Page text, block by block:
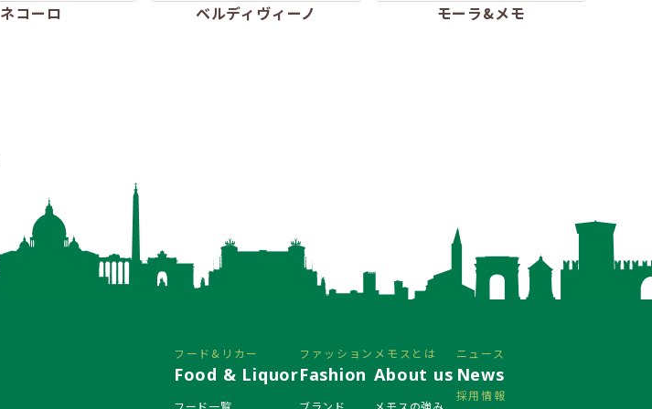
ネコーロ ベルディヴィーノ モーラ&メモ
フード&リカー
Food & Liquor
フード一覧
ファッション
Fashion
ブランド
メモスとは
About us
メモスの強み
ニュース
News
採用情報